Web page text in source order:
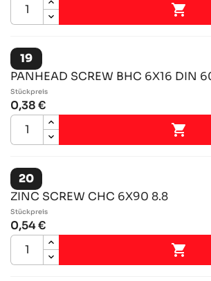

19
PANHEAD SCREW BHC 6X16 DIN
Stückpreis
0,38 €

20
ZINC SCREW CHC 6X90 8.8
Stückpreis
0,54 €
